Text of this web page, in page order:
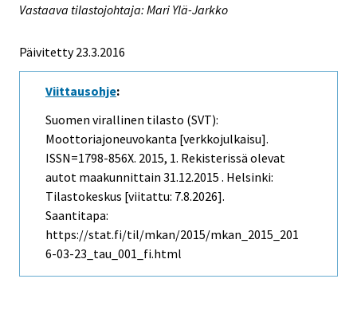
Vastaava tilastojohtaja: Mari Ylä-Jarkko
Päivitetty 23.3.2016
Viittausohje:
Suomen virallinen tilasto (SVT):
Moottoriajoneuvokanta [verkkojulkaisu].
ISSN=1798-856X. 2015, 1. Rekisterissä olevat
autot maakunnittain 31.12.2015 . Helsinki:
Tilastokeskus [viitattu: 7.8.2026].
Saantitapa:
https://stat.fi/til/mkan/2015/mkan_2015_201
6-03-23_tau_001_fi.html